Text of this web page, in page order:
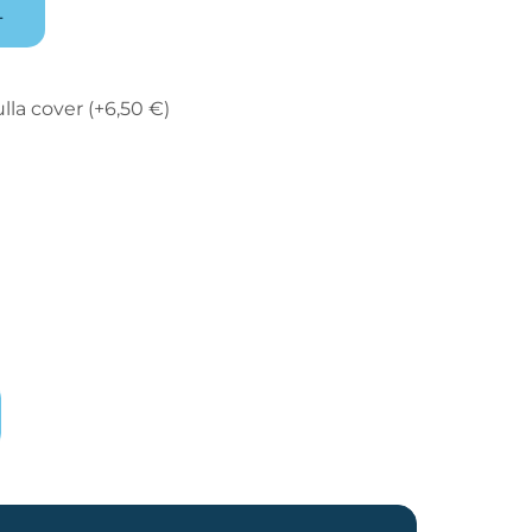
cover (+6,50 €)